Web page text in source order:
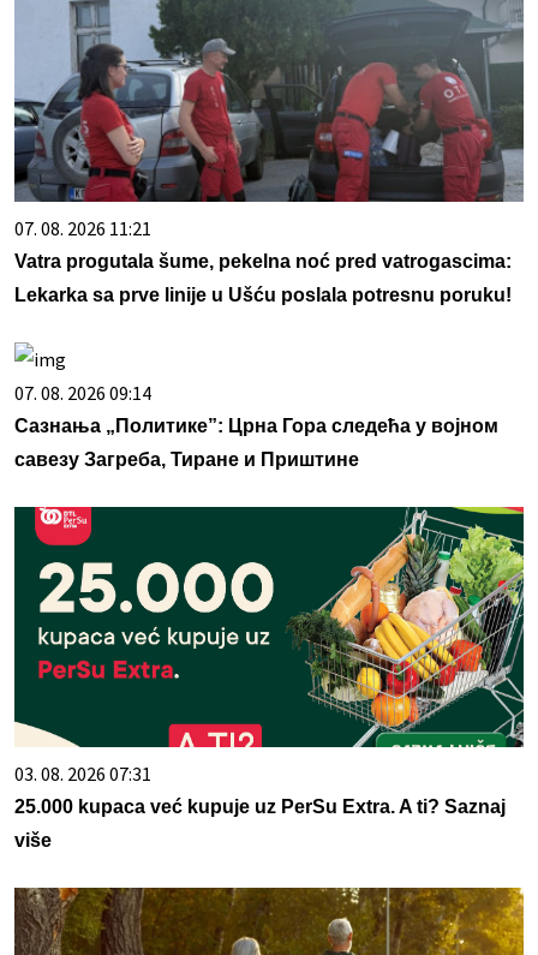
07. 08. 2026 11:21
Vatra progutala šume, pekelna noć pred vatrogascima:
Lekarka sa prve linije u Ušću poslala potresnu poruku!
07. 08. 2026 09:14
Сазнања „Политике”: Црна Гора следећа у војном
савезу Загреба, Тиране и Приштине
03. 08. 2026 07:31
25.000 kupaca već kupuje uz PerSu Extra. A ti? Saznaj
više